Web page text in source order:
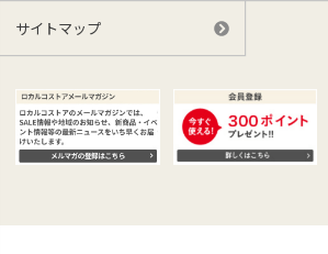
サイトマップ